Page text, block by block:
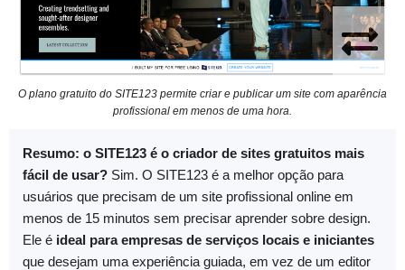
O plano gratuito do SITE123 permite criar e publicar um site com aparência
profissional em menos de uma hora.
Resumo: o SITE123 é o criador de sites gratuitos mais
fácil de usar? Sim. O SITE123 é a melhor opção para
usuários que precisam de um site profissional online em
menos de 15 minutos sem precisar aprender sobre design.
Ele é ideal para empresas de serviços locais e iniciantes
que desejam uma experiência guiada, em vez de um editor